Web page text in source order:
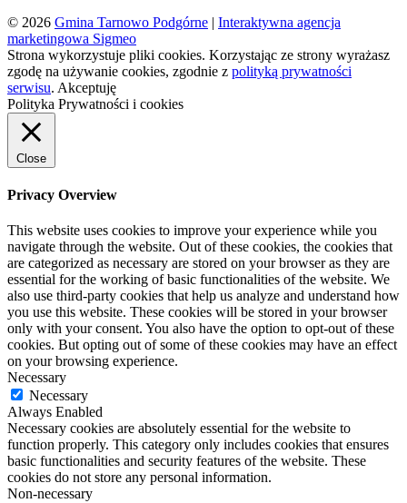
© 2026 Gmina Tarnowo Podgórne | Interaktywna agencja
marketingowa Sigmeo
Strona wykorzystuje pliki cookies. Korzystając ze strony wyrażasz
zgodę na używanie cookies, zgodnie z polityką prywatności
serwisu. Akceptuję
Polityka Prywatności i cookies
Close
Privacy Overview
This website uses cookies to improve your experience while you
navigate through the website. Out of these cookies, the cookies that
are categorized as necessary are stored on your browser as they are
essential for the working of basic functionalities of the website. We
also use third-party cookies that help us analyze and understand how
you use this website. These cookies will be stored in your browser
only with your consent. You also have the option to opt-out of these
cookies. But opting out of some of these cookies may have an effect
on your browsing experience.
Necessary
Necessary
Always Enabled
Necessary cookies are absolutely essential for the website to
function properly. This category only includes cookies that ensures
basic functionalities and security features of the website. These
cookies do not store any personal information.
Non-necessary